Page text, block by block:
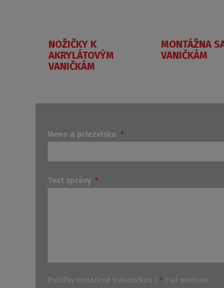
NOŽIČKY K
AKRYLÁTOVÝM
VANIČKÁM
MONTÁŽNA
VANIČKÁM
Meno a priezvisko *
Text správy *
Položky označené hviezdičkou ( * ) sú povinné.